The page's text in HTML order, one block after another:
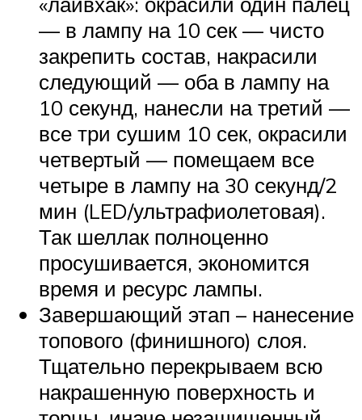
— в лампу на 10 сек — чисто
закрепить состав, накрасили
следующий — оба в лампу на
10 секунд, нанесли на третий —
все три сушим 10 сек, окрасили
четвертый — помещаем все
четыре в лампу на 30 секунд/2
мин (LED/ультрафиолетовая).
Так шеллак полноценно
просушивается, экономится
время и ресурс лампы.
Завершающий этап – нанесение
топового (финишного) слоя.
Тщательно перекрываем всю
накрашенную поверхность и